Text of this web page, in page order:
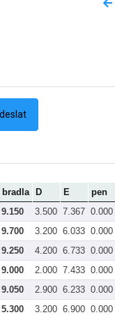
bradla D E pen
9.150 3.500 7.367 0.000
9.700 3.200 6.033 0.000
9.250 4.200 6.733 0.000
9.000 2.000 7.433 0.000
9.050 2.900 6.233 0.000
5.300 3.200 6.900 0.000